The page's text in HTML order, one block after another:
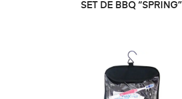
SET DE BBQ “SPRING”